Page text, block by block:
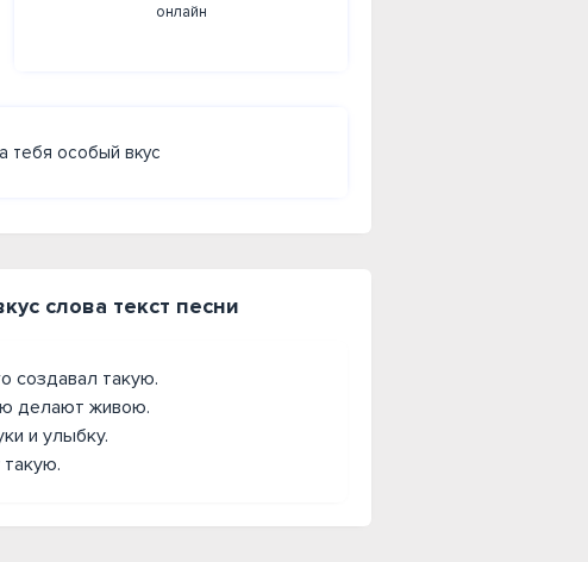
онлайн
тебя особый вкус
слова текст песни
создавал такую.
делают живою.
и улыбку.